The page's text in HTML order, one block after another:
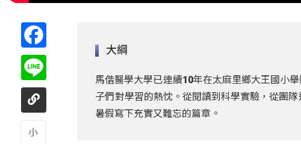
大綱
馬偕醫學大學已連續10年在太麻里鄉大王國小
子們對學習的熱忱。從閱讀到科學實驗，從團
暑假寫下充實又難忘的篇章。